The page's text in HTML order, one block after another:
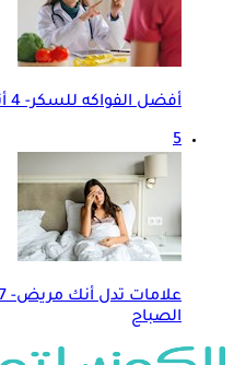
أفضل الفواكه للسكر- 4 أنواع يتناولها أطباء الغدد الصماء
5
الصباح